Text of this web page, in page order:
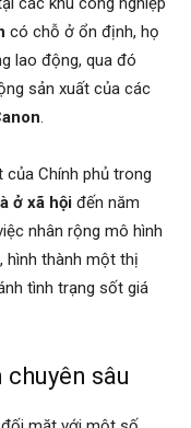
có chỗ ở ổn định, họ
lao động, qua đó
sản xuất của các
.
Chính phủ trong
ở xã hội đến năm
nhân rộng mô hình
hình thành một thị
tình trạng sốt giá
sâu